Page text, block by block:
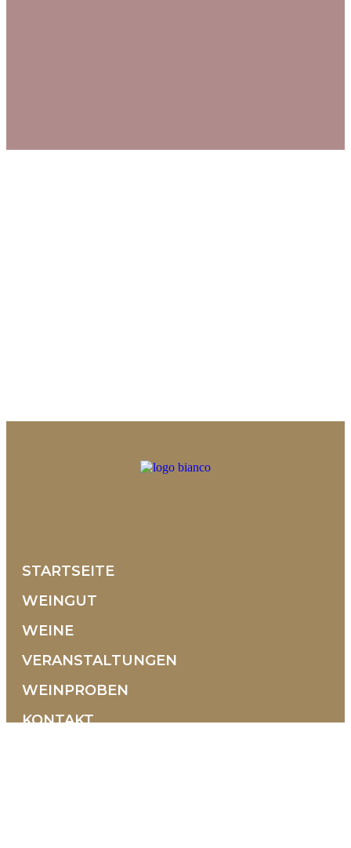
STARTSEITE
WEINGUT
WEINE
VERANSTALTUNGEN
WEINPROBEN
KONTAKT